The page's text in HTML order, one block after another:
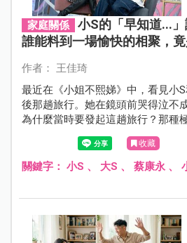
家庭關係
小S的「早知道...
誰能料到一場愉快的相聚，
作者： 王佳琦
最近在《小姐不熙娣》中，看見小
後那趟旅行。她在鏡頭前哭得泣不
為什麼當時要發起這趟旅行？那種
想起生命中那些「早知道就……」的
了，當時那個手忙腳亂、竭盡全力
種處境下「最好」的決定。
收藏
關鍵字： 小S 、 大S 、 蔡康永、